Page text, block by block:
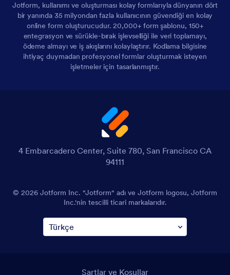
Jotform, kullanımı ve oluşturması kolay formlarıyla dünyanın dört
bir yanında 35 milyondan fazla kullanıcının güvendiği en kolay
online form oluşturucudur. 20,000+ form şablonu, 150+
entegrasyon ve sürükle-bırak işlevselliği ile veri toplamayı,
ödeme almayı ve iş akışlarını kolaylaştırır. Kodlama bilgisine
ihtiyaç duymadan profesyonel formlar oluşturmak isteyen
işletmeler için tasarlanmıştır.
4 Embarcadero Center, Suite 780, San Francisco CA
94111
© 2026 Jotform Inc. "Jotform" adı ve Jotform logosu, Jotform
Inc.'nin tescilli ticari markalarıdır.
Şartlar ve Koşullar